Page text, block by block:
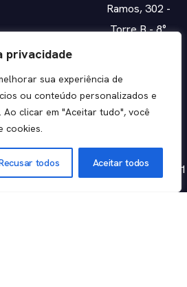
privacidade
sua experiência de
ou conteúdo personalizados e
clicar em "Aceitar tudo", você
cookies.
todos Aceitar todos
Ramos, 302 -
Torre B - 8°
Paulo - SP,
04551-010
14.700.096/